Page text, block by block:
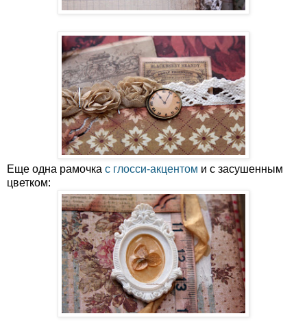
Еще одна рамочка с глосси-акцентом и с засушенным
цветком: